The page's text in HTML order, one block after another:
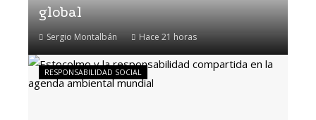
global
Sergio Montalbán Hace 21 horas
RESPONSABILIDAD SOCIAL